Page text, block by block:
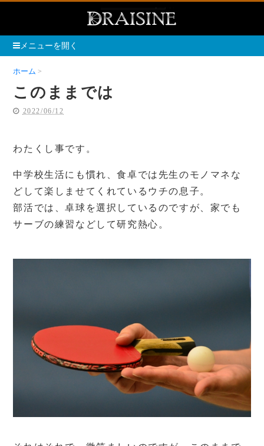
メニューを開く
ホーム
このままでは
2022/06/12
わたくし事です。
中学校生活にも慣れ、食卓では先生のモノマネな
どして楽しませてくれているウチの息子。
部活では、卓球を選択しているのですが、家でも
サーブの練習などして研究熱心。